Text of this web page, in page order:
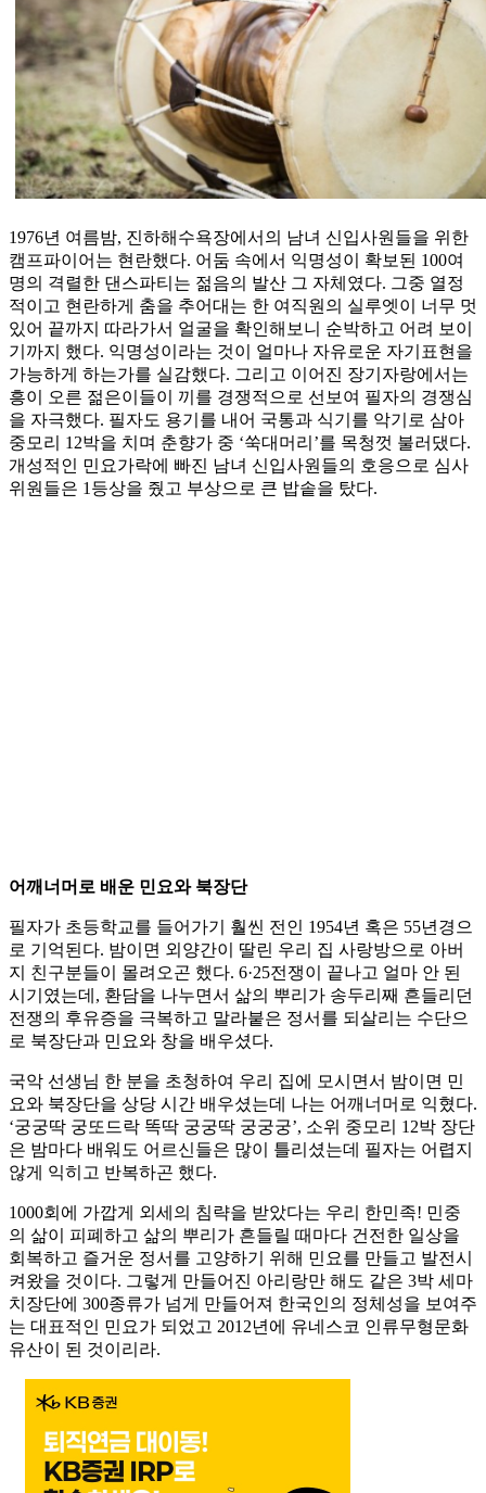
1976년 여름밤, 진하해수욕장에서의 남녀 신입사원들을 위한
캠프파이어는 현란했다. 어둠 속에서 익명성이 확보된 100여
명의 격렬한 댄스파티는 젊음의 발산 그 자체였다. 그중 열정
적이고 현란하게 춤을 추어대는 한 여직원의 실루엣이 너무 멋
있어 끝까지 따라가서 얼굴을 확인해보니 순박하고 어려 보이
기까지 했다. 익명성이라는 것이 얼마나 자유로운 자기표현을
가능하게 하는가를 실감했다. 그리고 이어진 장기자랑에서는
흥이 오른 젊은이들이 끼를 경쟁적으로 선보여 필자의 경쟁심
을 자극했다. 필자도 용기를 내어 국통과 식기를 악기로 삼아
중모리 12박을 치며 춘향가 중 ‘쑥대머리’를 목청껏 불러댔다.
개성적인 민요가락에 빠진 남녀 신입사원들의 호응으로 심사
위원들은 1등상을 줬고 부상으로 큰 밥솥을 탔다.
어깨너머로 배운 민요와 북장단
필자가 초등학교를 들어가기 훨씬 전인 1954년 혹은 55년경으
로 기억된다. 밤이면 외양간이 딸린 우리 집 사랑방으로 아버
지 친구분들이 몰려오곤 했다. 6·25전쟁이 끝나고 얼마 안 된
시기였는데, 환담을 나누면서 삶의 뿌리가 송두리째 흔들리던
전쟁의 후유증을 극복하고 말라붙은 정서를 되살리는 수단으
로 북장단과 민요와 창을 배우셨다.
국악 선생님 한 분을 초청하여 우리 집에 모시면서 밤이면 민
요와 북장단을 상당 시간 배우셨는데 나는 어깨너머로 익혔다.
‘궁궁딱 궁또드락 똑딱 궁궁딱 궁궁궁’, 소위 중모리 12박 장단
은 밤마다 배워도 어르신들은 많이 틀리셨는데 필자는 어렵지
않게 익히고 반복하곤 했다.
1000회에 가깝게 외세의 침략을 받았다는 우리 한민족! 민중
의 삶이 피폐하고 삶의 뿌리가 흔들릴 때마다 건전한 일상을
회복하고 즐거운 정서를 고양하기 위해 민요를 만들고 발전시
켜왔을 것이다. 그렇게 만들어진 아리랑만 해도 같은 3박 세마
치장단에 300종류가 넘게 만들어져 한국인의 정체성을 보여주
는 대표적인 민요가 되었고 2012년에 유네스코 인류무형문화
유산이 된 것이리라.